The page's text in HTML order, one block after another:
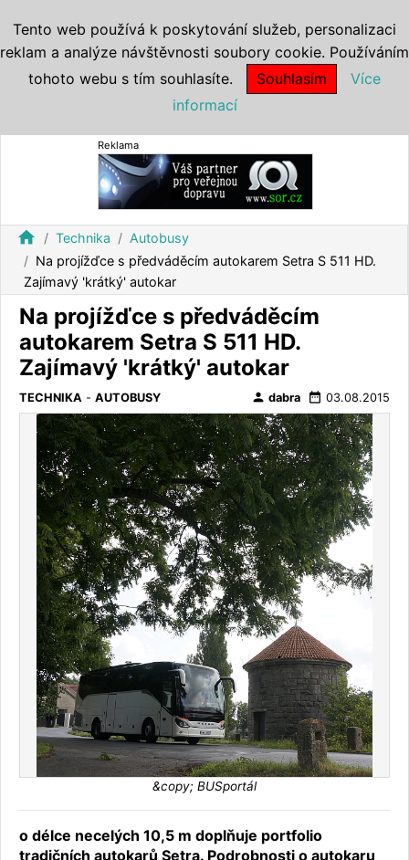
Reklama
home Technika
Autobusy
Na projížďce s předváděcím autokarem Setra S 511 HD.
Zajímavý 'krátký' autokar
Na projížďce s předváděcím
autokarem Setra S 511 HD.
Zajímavý 'krátký' autokar
TECHNIKA - AUTOBUSY person dabra date_range 03.08.2015
&copy; BUSportál
o délce necelých 10,5 m doplňuje portfolio
tradičních autokarů Setra. Podrobnosti o autokaru
Tento web používá k poskytování služeb, personalizaci
reklam a analýze návštěvnosti soubory cookie. Používáním
tohoto webu s tím souhlasíte.
Souhlasím
Více
informací